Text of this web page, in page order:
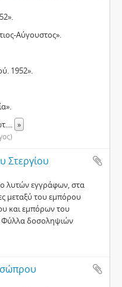
Αύγουστος».
1952».
... »
Στεργίου
λυτών εγγράφων, στα
μεταξύ του εμπόρου
και εμπόρων του
Φύλλα δοσοληψιών